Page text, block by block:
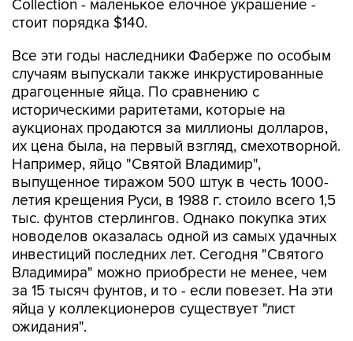
Collection - маленькое елочное украшение -
стоит порядка $140.
Все эти годы наследники Фаберже по особым
случаям выпускали также инкрустированные
драгоценные яйца. По сравнению с
историческими раритетами, которые на
аукционах продаются за миллионы долларов,
их цена была, на первый взгляд, смехотворной.
Например, яйцо "Святой Владимир",
выпущенное тиражом 500 штук в честь 1000-
летия крещения Руси, в 1988 г. стоило всего 1,5
тыс. фунтов стерлингов. Однако покупка этих
новоделов оказалась одной из самых удачных
инвестиций последних лет. Сегодня "Святого
Владимира" можно приобрести не менее, чем
за 15 тысяч фунтов, и то - если повезет. На эти
яйца у коллекционеров существует "лист
ожидания".